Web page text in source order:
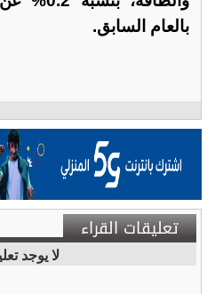
بالعام السابق.
تعليقات القراء
لا يوجد